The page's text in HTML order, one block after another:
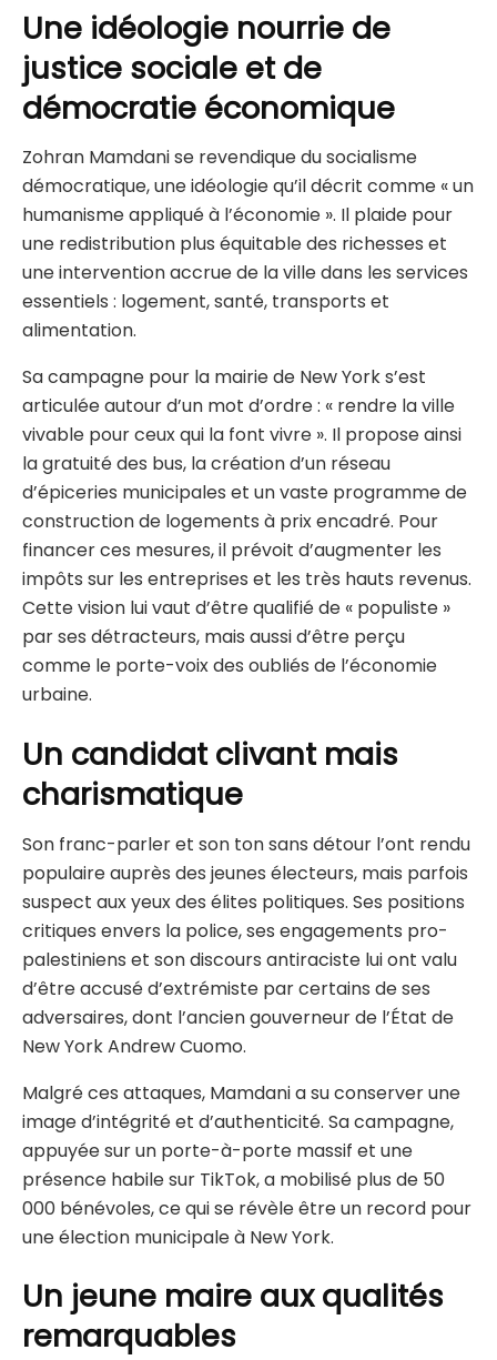
Une idéologie nourrie de
justice sociale et de
démocratie économique
Zohran Mamdani se revendique du socialisme
démocratique, une idéologie qu’il décrit comme « un
humanisme appliqué à l’économie ». Il plaide pour
une redistribution plus équitable des richesses et
une intervention accrue de la ville dans les services
essentiels : logement, santé, transports et
alimentation.
Sa campagne pour la mairie de New York s’est
articulée autour d’un mot d’ordre : « rendre la ville
vivable pour ceux qui la font vivre ». Il propose ainsi
la gratuité des bus, la création d’un réseau
d’épiceries municipales et un vaste programme de
construction de logements à prix encadré. Pour
financer ces mesures, il prévoit d’augmenter les
impôts sur les entreprises et les très hauts revenus.
Cette vision lui vaut d’être qualifié de « populiste »
par ses détracteurs, mais aussi d’être perçu
comme le porte-voix des oubliés de l’économie
urbaine.
Un candidat clivant mais
charismatique
Son franc-parler et son ton sans détour l’ont rendu
populaire auprès des jeunes électeurs, mais parfois
suspect aux yeux des élites politiques. Ses positions
critiques envers la police, ses engagements pro-
palestiniens et son discours antiraciste lui ont valu
d’être accusé d’extrémiste par certains de ses
adversaires, dont l’ancien gouverneur de l’État de
New York Andrew Cuomo.
Malgré ces attaques, Mamdani a su conserver une
image d’intégrité et d’authenticité. Sa campagne,
appuyée sur un porte-à-porte massif et une
présence habile sur TikTok, a mobilisé plus de 50
000 bénévoles, ce qui se révèle être un record pour
une élection municipale à New York.
Un jeune maire aux qualités
remarquables